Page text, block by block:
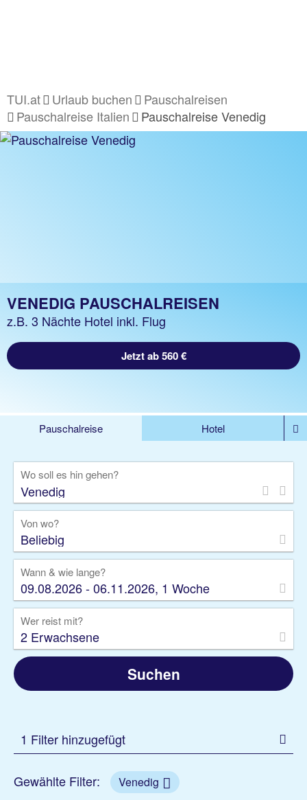
TUI.at Urlaub buchen
Pauschalreisen
Pauschalreise Italien
Pauschalreise Venedig
VENEDIG PAUSCHALREISEN
z.B. 3 Nächte Hotel inkl. Flug
Jetzt ab 560 €
Pauschalreise
Hotel
Rundreise
Kreuzfahrt
Gruppenreise
Camper Privattransfer
Wo soll es hin gehen?
Von wo?
Beliebig
Wann & wie lange?
09.08.2026 - 06.11.2026, 1 Woche
Wer reist mit?
2 Erwachsene
Suchen
1 Filter hinzugefügt
Gewählte Filter: Venedig